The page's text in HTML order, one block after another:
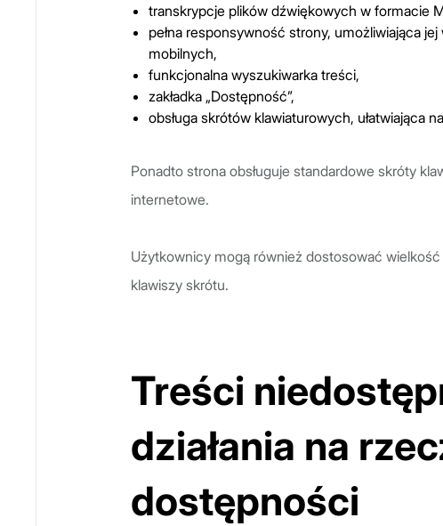
transkrypcje plików dźwiękowych w formacie
pełna responsywność strony, umożliwiająca
mobilnych,
funkcjonalna wyszukiwarka treści,
zakładka „Dostępność”,
obsługa skrótów klawiaturowych, ułatwiająca
Ponadto strona obsługuje standardowe skróty
internetowe.
Użytkownicy mogą również dostosować
klawiszy skrótu.
Treści
działania na
dostępności